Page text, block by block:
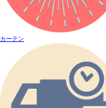
カーテン